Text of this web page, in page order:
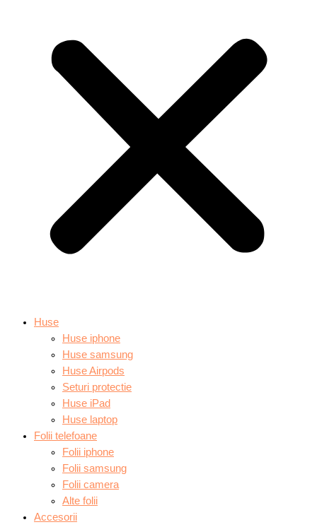
Huse
Huse iphone
Huse samsung
Huse Airpods
Seturi protectie
Huse iPad
Huse laptop
Folii telefoane
Folii iphone
Folii samsung
Folii camera
Alte folii
Accesorii